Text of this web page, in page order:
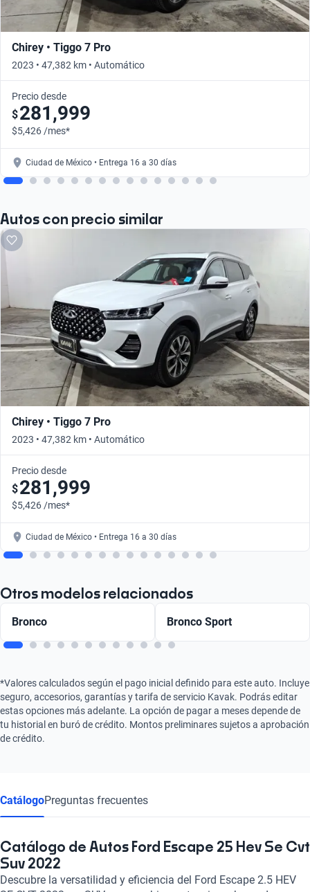
Chirey • Tiggo 7 Pro
2023 • 47,382 km • Automático
Precio desde
$281,999
$5,426 /mes*
Ciudad de México • Entrega 16 a 30 días
Autos con precio similar
Chirey • Tiggo 7 Pro
2023 • 47,382 km • Automático
Precio desde
$281,999
$5,426 /mes*
Ciudad de México • Entrega 16 a 30 días
Otros modelos relacionados
Bronco Bronco Sport
*Valores calculados según el pago inicial definido para este auto. Incluye
seguro, accesorios, garantías y tarifa de servicio Kavak. Podrás editar
estas opciones más adelante. La opción de pagar a meses depende de
tu historial en buró de crédito. Montos preliminares sujetos a aprobación
de crédito.
CatálogoPreguntas frecuentes
Catálogo de Autos Ford Escape 25 Hev Se Cvt
Suv 2022
Descubre la versatilidad y eficiencia del Ford Escape 2.5 HEV